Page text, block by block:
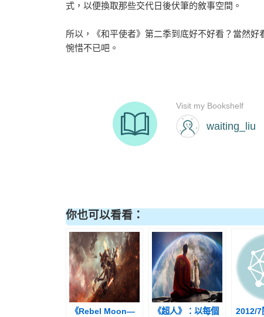
式，以便換取那些交代日後伏筆的敘事空間。
所以，《和平使者》第二季到底好不好看？當然
惋惜不已吧。
你也可以看看：
《Rebel Moon—
《超人》：以每個
2012/7